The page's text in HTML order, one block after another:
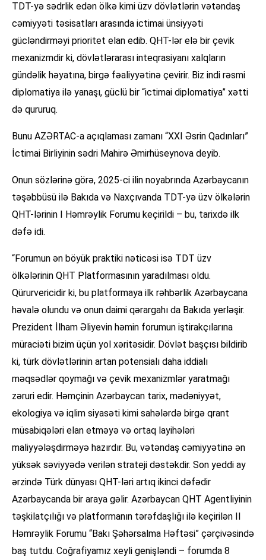
TDT-yə sədrlik edən ölkə kimi üzv dövlətlərin vətəndaş
cəmiyyəti təsisatları arasında ictimai ünsiyyəti
gücləndirməyi prioritet elan edib. QHT-lər elə bir çevik
mexanizmdir ki, dövlətlərarası inteqrasiyanı xalqların
gündəlik həyatına, birgə fəaliyyətinə çevirir. Biz indi rəsmi
diplomatiya ilə yanaşı, güclü bir “ictimai diplomatiya” xətti
də qururuq.
Bunu AZƏRTAC-a açıqlaması zamanı “XXI Əsrin Qadınları”
İctimai Birliyinin sədri Mahirə Əmirhüseynova deyib.
Onun sözlərinə görə, 2025-ci ilin noyabrında Azərbaycanın
təşəbbüsü ilə Bakıda və Naxçıvanda TDT-yə üzv ölkələrin
QHT-lərinin I Həmrəylik Forumu keçirildi – bu, tarixdə ilk
dəfə idi.
“Forumun ən böyük praktiki nəticəsi isə TDT üzv
ölkələrinin QHT Platformasının yaradılması oldu.
Qürurvericidir ki, bu platformaya ilk rəhbərlik Azərbaycana
həvalə olundu və onun daimi qərargahı da Bakıda yerləşir.
Prezident İlham Əliyevin həmin forumun iştirakçılarına
müraciəti bizim üçün yol xəritəsidir. Dövlət başçısı bildirib
ki, türk dövlətlərinin artan potensialı daha iddialı
məqsədlər qoymağı və çevik mexanizmlər yaratmağı
zəruri edir. Həmçinin Azərbaycan tarix, mədəniyyət,
ekologiya və iqlim siyasəti kimi sahələrdə birgə qrant
müsabiqələri elan etməyə və ortaq layihələri
maliyyələşdirməyə hazırdır. Bu, vətəndaş cəmiyyətinə ən
yüksək səviyyədə verilən strateji dəstəkdir. Son yeddi ay
ərzində Türk dünyası QHT-ləri artıq ikinci dəfədir
Azərbaycanda bir araya gəlir. Azərbaycan QHT Agentliyinin
təşkilatçılığı və platformanın tərəfdaşlığı ilə keçirilən II
Həmrəylik Forumu “Bakı Şəhərsalma Həftəsi” çərçivəsində
baş tutdu. Coğrafiyamız xeyli genişləndi – forumda 8